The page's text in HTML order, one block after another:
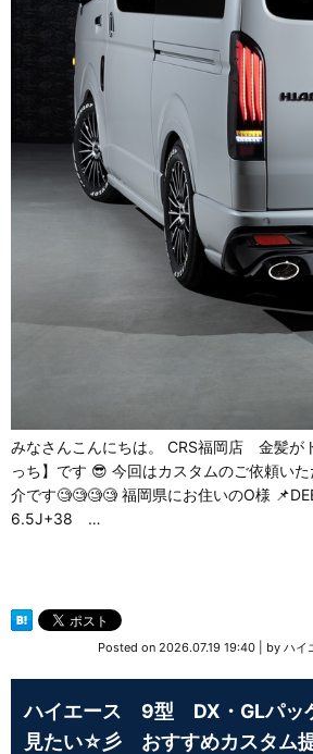
みなさんこんにちは。 CRS福岡店 金髪が
っち】です 😎 今回はカスタムのご依頼い
介です🧐🧐🧐🧐 福岡県にお住いのO様
6.5J+38 …
Posted on 2026.07.19 19:40 by ハイ
ハイエース 9型 DX・GLパッ
見たい☆彡 おすすめカスタム